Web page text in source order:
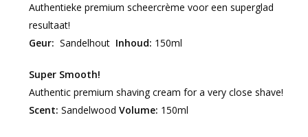
Authentieke premium scheercrème voor een superglad
resultaat!
Geur: Sandelhout Inhoud: 150ml
Super Smooth!
Authentic premium shaving cream for a very close shave!
Scent: Sandelwood Volume: 150ml